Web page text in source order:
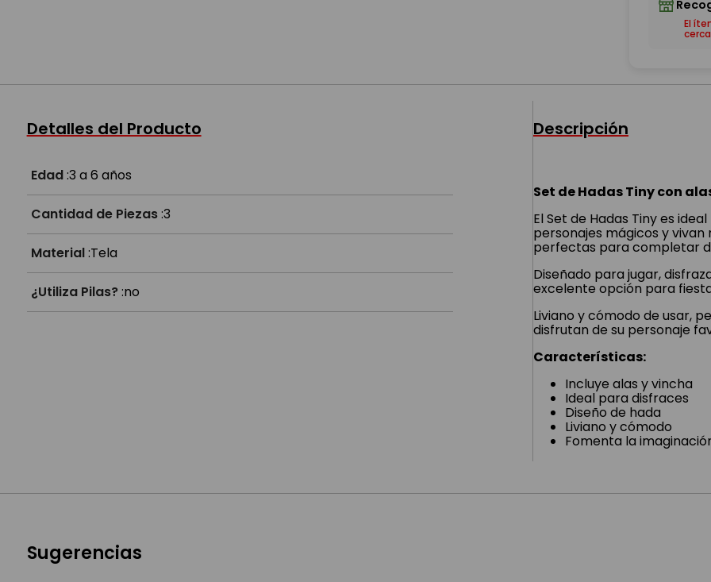
El
Detalles del Producto
Edad:3 a 6 años
Cantidad de Piezas:3
Material:Tela
¿Utiliza Pilas?:no
Descripción
Set de Hadas Tiny con
El Set de Hadas Tiny es
personajes mágicos y
perfectas para completar
Diseñado para jugar,
excelente opción para
Liviano y cómodo de usar,
disfrutan de su personaje
Características:
Incluye alas y vincha
Ideal para disfraces
Diseño de hada
Liviano y cómodo
Fomenta la
Sugerencias